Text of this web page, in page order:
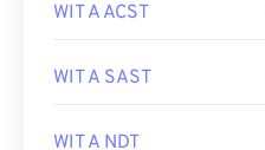
WIT A ACST
WIT A SAST
WIT A NDT